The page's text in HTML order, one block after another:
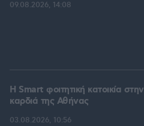
09.08.2026, 14:08
Η Smart φοιτητική κατοικία στην
καρδιά της Αθήνας
03.08.2026, 10:56